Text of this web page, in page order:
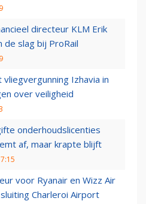
directeur KLM Erik
de slag bij ProRail
vliegvergunning Izhavia in
over veiligheid
onderhoudslicenties
af, maar krapte blijft
voor Ryanair en Wizz Air
Charleroi Airport